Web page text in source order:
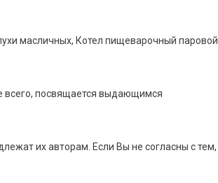
масличных, Котел пищеварочный паровой
всего, посвящается выдающимся
их авторам. Если Вы не согласны с тем,